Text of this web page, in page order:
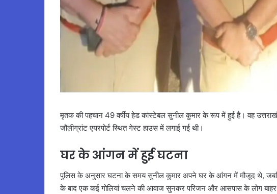
मृतक की पहचान 49 वर्षीय हेड कांस्टेबल सुनील कुमार के रूप में हुई है। वह
जौलीग्रांट एयरपोर्ट स्थित गेस्ट हाउस में लगाई गई थी।
घर के आंगन में हुई घटना
पुलिस के अनुसार घटना के समय सुनील कुमार अपने घर के आंगन में मौजूद थे,
के बाद एक कई गोलियां चलने की आवाज सुनकर परिजन और आसपास के लोग बाहर